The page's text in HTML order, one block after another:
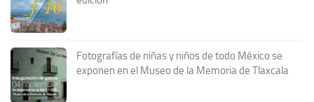
Fotografías de niñas y niños de todo México se
exponen en el Museo de la Memoria de Tlaxcala